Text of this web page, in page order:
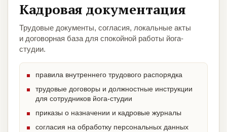
Кадровая документация
Трудовые документы, согласия, локальные акты
и договорная база для спокойной работы йога-
студии.
правила внутреннего трудового распорядка
трудовые договоры и должностные инструкции
для сотрудников йога-студии
приказы о назначении и кадровые журналы
согласия на обработку персональных данных